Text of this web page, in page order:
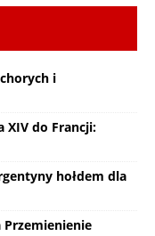
i
XIV do Francji:
hołdem dla
Przemienienie